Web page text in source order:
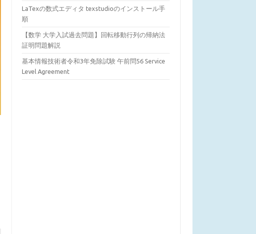
LaTexの数式エディタ texstudioのインストール手
順
【数学 大学入試過去問題】回転移動行列の帰納法
証明問題解説
基本情報技術者令和3年免除試験 午前問56 Service
Level Agreement